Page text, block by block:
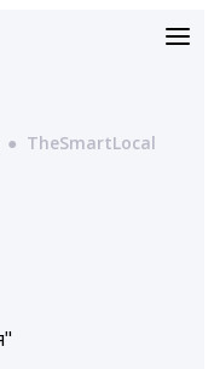
● TheSmartLocal